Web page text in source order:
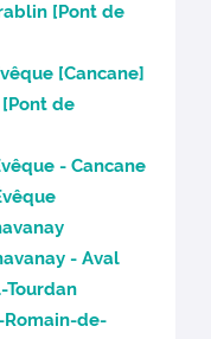
[Pont de
[Cancane]
[Pont de
- Cancane
- Aval
Tourdan
Romain-de-